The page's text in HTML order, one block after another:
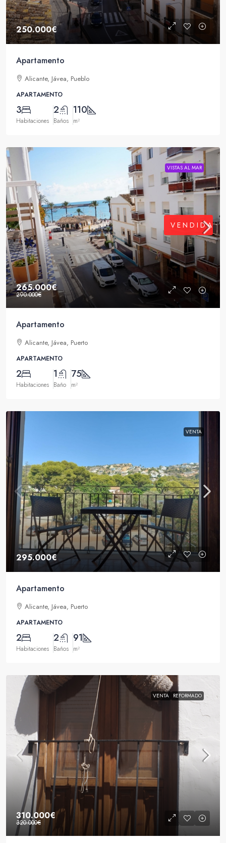
250.000€
Apartamento
Alicante, Jávea, Pueblo
APARTAMENTO
3
Habitaciones
2
Baños
110
m²
VENDIDA
VISTAS AL MAR
265.000€
290.000€
Apartamento
Alicante, Jávea, Puerto
APARTAMENTO
2
Habitaciones
1
Baño
75
m²
VENTA
295.000€
Apartamento
Alicante, Jávea, Puerto
APARTAMENTO
2
Habitaciones
2
Baños
91
m²
VENTA REFORMADO
310.000€
320.000€